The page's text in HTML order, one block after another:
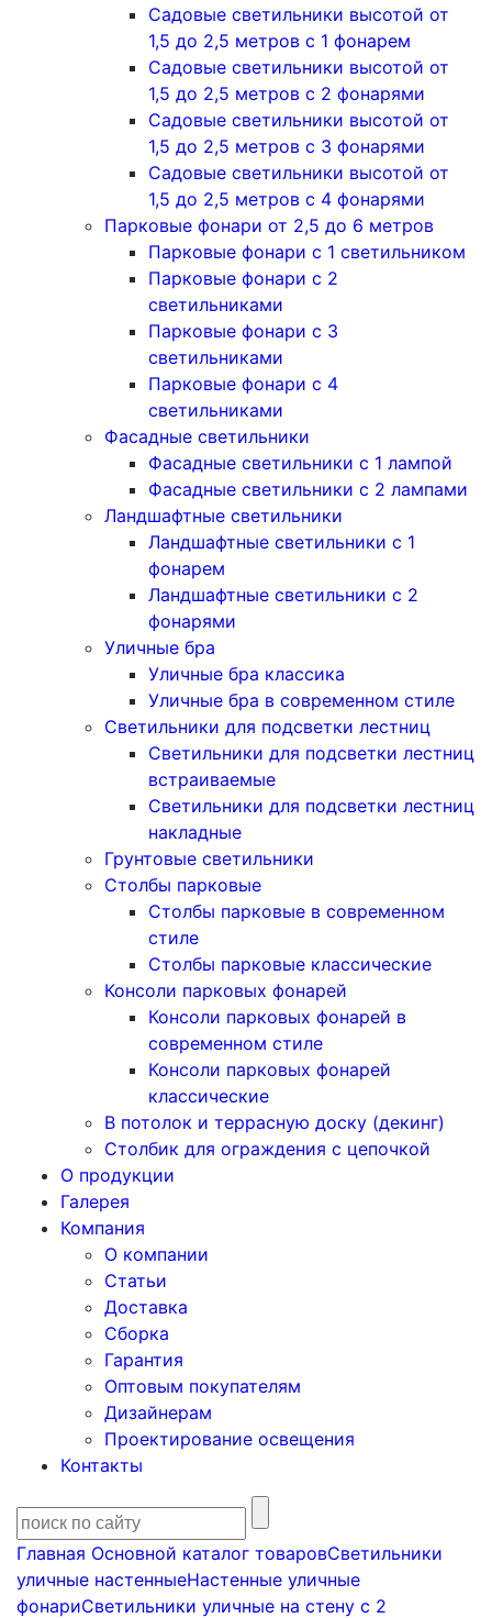
Садовые светильники высотой от
1,5 до 2,5 метров с 1 фонарем
Садовые светильники высотой от
1,5 до 2,5 метров с 2 фонарями
Садовые светильники высотой от
1,5 до 2,5 метров с 3 фонарями
Садовые светильники высотой от
1,5 до 2,5 метров с 4 фонарями
Парковые фонари от 2,5 до 6 метров
Парковые фонари с 1 светильником
Парковые фонари с 2
светильниками
Парковые фонари с 3
светильниками
Парковые фонари с 4
светильниками
Фасадные светильники
Фасадные светильники с 1 лампой
Фасадные светильники c 2 лампами
Ландшафтные светильники
Ландшафтные светильники с 1
фонарем
Ландшафтные светильники с 2
фонарями
Уличные бра
Уличные бра классика
Уличные бра в современном стиле
Светильники для подсветки лестниц
Светильники для подсветки лестниц
встраиваемые
Светильники для подсветки лестниц
накладные
Грунтовые светильники
Столбы парковые
Столбы парковые в современном
стиле
Столбы парковые классические
Консоли парковых фонарей
Консоли парковых фонарей в
современном стиле
Консоли парковых фонарей
классические
В потолок и террасную доску (декинг)
Столбик для ограждения с цепочкой
О продукции
Галерея
Компания
О компании
Статьи
Доставка
Сборка
Гарантия
Оптовым покупателям
Дизайнерам
Проектирование освещения
Контакты
Главная Основной каталог товаровСветильники
уличные настенныеНастенные уличные
фонариСветильники уличные на стену с 2